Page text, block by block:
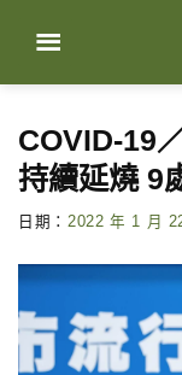
content
COVID-19
持續延燒 9
日期： 2022 年 1 月